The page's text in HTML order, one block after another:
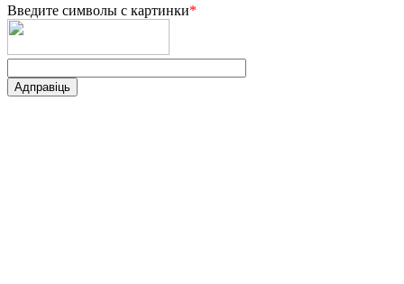
Введите символы с картинки*
Адправіць